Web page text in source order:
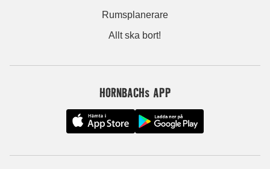
Rumsplanerare
Allt ska bort!
HORNBACHs APP